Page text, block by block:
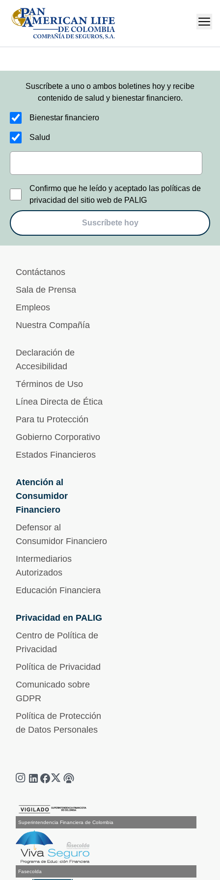
Suscríbete a uno o ambos boletines hoy y recibe
contenido de salud y bienestar financiero.
Bienestar financiero
Salud
Confirmo que he leído y aceptado las políticas de
privacidad del sitio web de PALIG
Suscríbete hoy
Contáctanos
Sala de Prensa
Empleos
Nuestra Compañía
Declaración de
Accesibilidad
Términos de Uso
Línea Directa de Ética
Para tu Protección
Gobierno Corporativo
Estados Financieros
Atención al
Consumidor
Financiero
Defensor al
Consumidor Financiero
Intermediarios
Autorizados
Educación Financiera
Privacidad en PALIG
Centro de Política de
Privacidad
Política de Privacidad
Comunicado sobre
GDPR
Política de Protección
de Datos Personales
Superintendencia Financiera de Colombia
Fasecolda